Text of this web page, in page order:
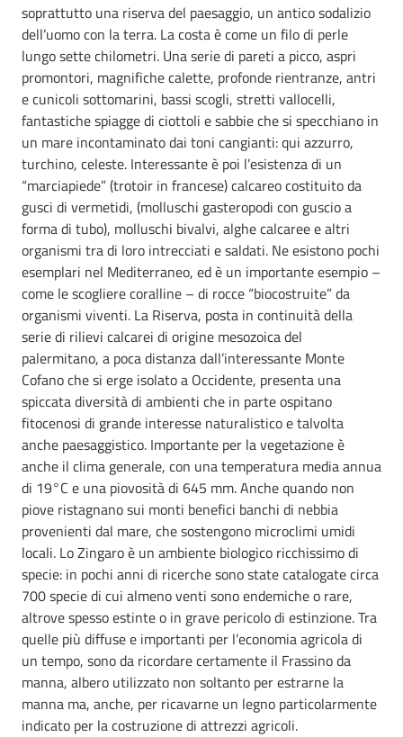
soprattutto una riserva del paesaggio, un antico sodalizio
dell’uomo con la terra. La costa è come un filo di perle
lungo sette chilometri. Una serie di pareti a picco, aspri
promontori, magnifiche calette, profonde rientranze, antri
e cunicoli sottomarini, bassi scogli, stretti vallocelli,
fantastiche spiagge di ciottoli e sabbie che si specchiano in
un mare incontaminato dai toni cangianti: qui azzurro,
turchino, celeste. Interessante è poi l’esistenza di un
“marciapiede” (trotoir in francese) calcareo costituito da
gusci di vermetidi, (molluschi gasteropodi con guscio a
forma di tubo), molluschi bivalvi, alghe calcaree e altri
organismi tra di loro intrecciati e saldati. Ne esistono pochi
esemplari nel Mediterraneo, ed è un importante esempio –
come le scogliere coralline – di rocce “biocostruite” da
organismi viventi. La Riserva, posta in continuità della
serie di rilievi calcarei di origine mesozoica del
palermitano, a poca distanza dall’interessante Monte
Cofano che si erge isolato a Occidente, presenta una
spiccata diversità di ambienti che in parte ospitano
fitocenosi di grande interesse naturalistico e talvolta
anche paesaggistico. Importante per la vegetazione è
anche il clima generale, con una temperatura media annua
di 19°C e una piovosità di 645 mm. Anche quando non
piove ristagnano sui monti benefici banchi di nebbia
provenienti dal mare, che sostengono microclimi umidi
locali. Lo Zingaro è un ambiente biologico ricchissimo di
specie: in pochi anni di ricerche sono state catalogate circa
700 specie di cui almeno venti sono endemiche o rare,
altrove spesso estinte o in grave pericolo di estinzione. Tra
quelle più diffuse e importanti per l’economia agricola di
un tempo, sono da ricordare certamente il Frassino da
manna, albero utilizzato non soltanto per estrarne la
manna ma, anche, per ricavarne un legno particolarmente
indicato per la costruzione di attrezzi agricoli.